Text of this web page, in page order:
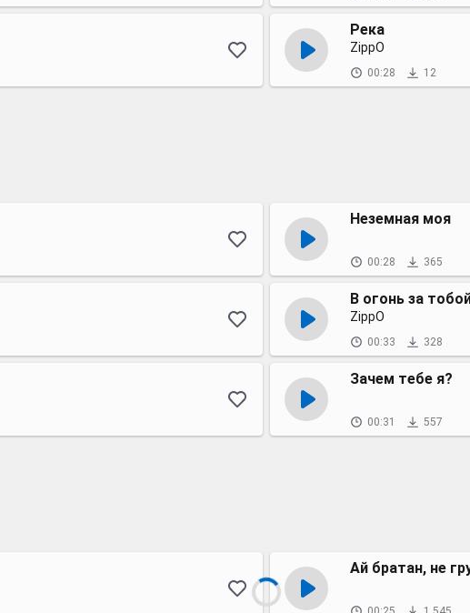
Река
ZippO
00:28 12
Неземная моя
00:28 365
В огонь за
ZippO
00:33 328
Зачем тебе я?
00:31 557
Ай братан, не